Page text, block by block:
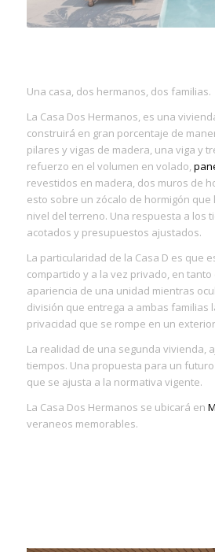
Una casa, dos hermanos, dos familias.
La Casa Dos Hermanos, es una
construirá en gran porcentaje de
pilares y vigas de madera, una viga y
refuerzo en el volumen en volado,
revestidos en madera, dos muros de
esto sobre un zócalo de hormigón que
nivel del terreno. Una respuesta a los
acotados y presupuestos ajustados.
La particularidad de la Casa D es que
compartido y a la vez privado, en
apariencia de una unidad mientras
división que entrega a ambas familias
privacidad que se rompe en un
La realidad de una segunda vivienda,
tiempos. Una propuesta para un
que se ajusta a la normativa vigente.
La Casa Dos Hermanos se ubicará en
veraneos memorables.